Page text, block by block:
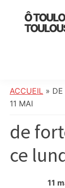
primary
Ô
:
info
société,
culture,
politique,
ACCUEIL »
11 MAI
de
ce
11